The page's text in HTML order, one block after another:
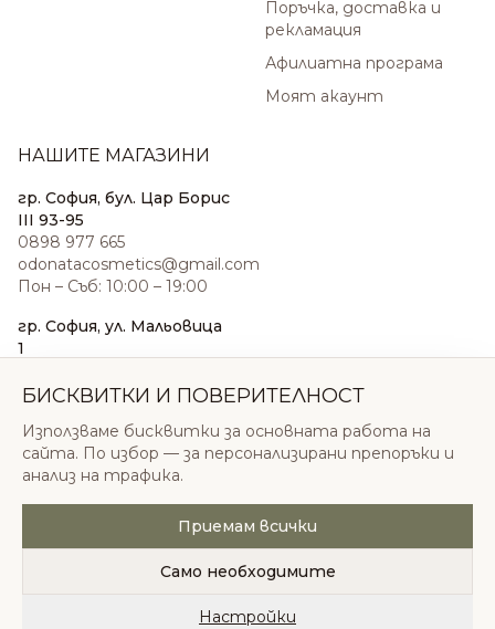
Поръчка, доставка и
рекламация
Афилиатна програма
Моят акаунт
НАШИТЕ МАГАЗИНИ
гр. София, бул. Цар Борис
III 93-95
0898 977 665
odonatacosmetics@gmail.com
Пон – Съб: 10:00 – 19:00
гр. София, ул. Мальовица
1
sales@odonatacosmetics.com
Нед: 11:00 – 18:00
© 2026 Одоната Козметикс ООД. Всички права
запазени.
Политика за поверителностОбщи условия
БИСКВИТКИ И ПОВЕРИТЕЛНОСТ
Използваме бисквитки за основната работа на
сайта. По избор — за персонализирани препоръки и
анализ на трафика.
Приемам всички
Само необходимите
Настройки